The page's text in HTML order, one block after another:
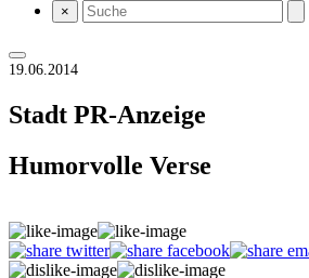
×
19.06.2014
Stadt PR-Anzeige
Humorvolle Verse